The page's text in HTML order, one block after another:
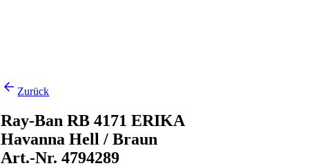
Zurück
Ray-Ban RB 4171 ERIKA
Havanna Hell / Braun
Art.-Nr. 4794289